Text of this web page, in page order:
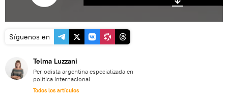
Síguenos en
Telma Luzzani
Periodista argentina especializada en
política internacional
Todos los artículos